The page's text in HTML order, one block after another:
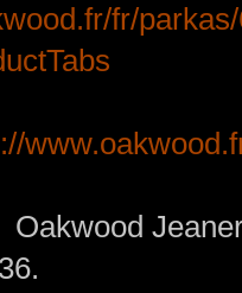
fr/
Oakwood